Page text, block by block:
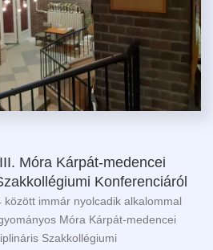
Móra Kárpát-medencei
Konferenciáról
immár nyolcadik alkalommal
Móra Kárpát-medencei
Szakkollégiumi